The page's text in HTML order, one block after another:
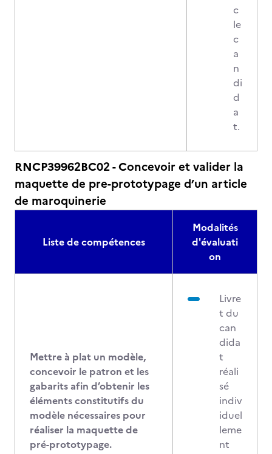
c
le
c
a
n
di
d
a
t.
RNCP39962BC02 - Concevoir et valider la
maquette de pre-prototypage d’un article
de maroquinerie
Liste de compétences
Modalités
d'évaluati
on
Mettre à plat un modèle,
concevoir le patron et les
gabarits afin d’obtenir les
éléments constitutifs du
modèle nécessaires pour
réaliser la maquette de
pré-prototypage.
Livre
t du
can
dida
t
réali
sé
indiv
iduel
leme
nt